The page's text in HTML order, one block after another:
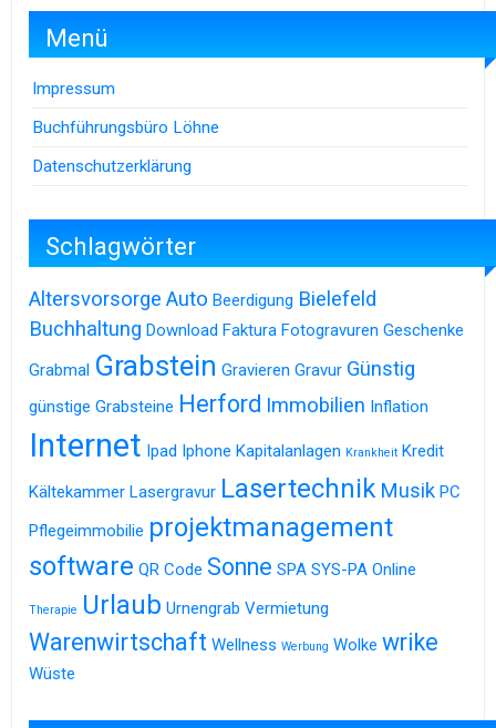
Menü
Impressum
Buchführungsbüro Löhne
Datenschutzerklärung
Schlagwörter
Altersvorsorge Auto Beerdigung Bielefeld
Buchhaltung Download Faktura Fotogravuren Geschenke
Grabmal Grabstein Gravieren Gravur Günstig
günstige Grabsteine Herford Immobilien Inflation
Internet Ipad Iphone Kapitalanlagen Krankheit Kredit
Kältekammer Lasergravur Lasertechnik Musik PC
Pflegeimmobilie projektmanagement
software QR Code Sonne SPA SYS-PA Online
Therapie Urlaub Urnengrab Vermietung
Warenwirtschaft Wellness Werbung Wolke wrike
Wüste